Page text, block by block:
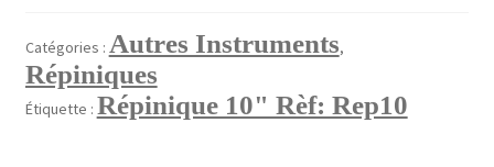
Rèf:
Rep10
Catégories : Autres Instruments,
Répiniques
Étiquette : Répinique 10" Rèf: Rep10